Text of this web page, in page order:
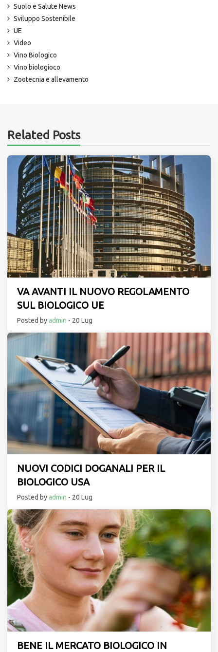
Suolo e Salute News
Sviluppo Sostenibile
UE
Video
Vino Biologico
Vino biologioco
Zootecnia e allevamento
Related Posts
VA AVANTI IL NUOVO REGOLAMENTO
SUL BIOLOGICO UE
Posted byadmin - 20 Lug
NUOVI CODICI DOGANALI PER IL
BIOLOGICO USA
Posted byadmin - 20 Lug
BENE IL MERCATO BIOLOGICO IN